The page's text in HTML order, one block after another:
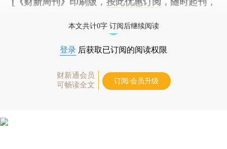
本文共计0字 订阅后继续阅读
登录 后获取已订阅的阅读权限
财新通会员
可畅读全文
订阅/会员升级